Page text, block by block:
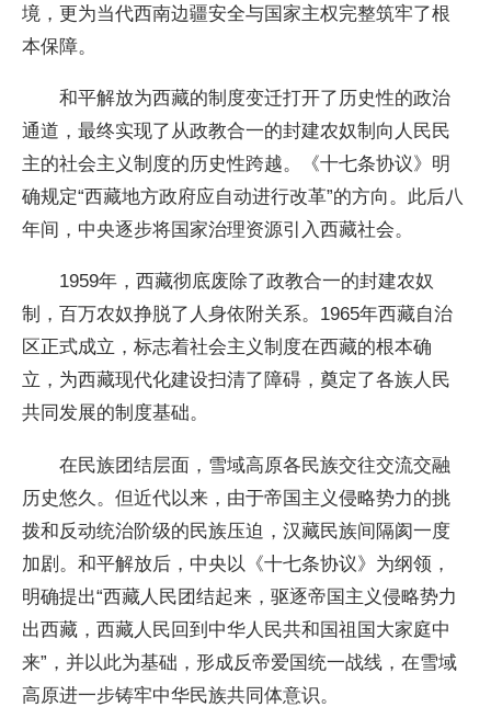
境，更为当代西南边疆安全与国家主权完整筑牢了根
本保障。
和平解放为西藏的制度变迁打开了历史性的政治
通道，最终实现了从政教合一的封建农奴制向人民民
主的社会主义制度的历史性跨越。《十七条协议》明
确规定“西藏地方政府应自动进行改革”的方向。此后八
年间，中央逐步将国家治理资源引入西藏社会。
1959年，西藏彻底废除了政教合一的封建农奴
制，百万农奴挣脱了人身依附关系。1965年西藏自治
区正式成立，标志着社会主义制度在西藏的根本确
立，为西藏现代化建设扫清了障碍，奠定了各族人民
共同发展的制度基础。
在民族团结层面，雪域高原各民族交往交流交融
历史悠久。但近代以来，由于帝国主义侵略势力的挑
拨和反动统治阶级的民族压迫，汉藏民族间隔阂一度
加剧。和平解放后，中央以《十七条协议》为纲领，
明确提出“西藏人民团结起来，驱逐帝国主义侵略势力
出西藏，西藏人民回到中华人民共和国祖国大家庭中
来”，并以此为基础，形成反帝爱国统一战线，在雪域
高原进一步铸牢中华民族共同体意识。